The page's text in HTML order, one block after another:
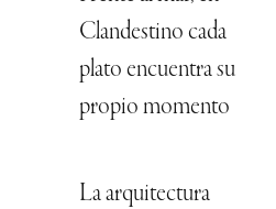
Clandestino cada
plato encuentra su
propio momento
La arquitectura